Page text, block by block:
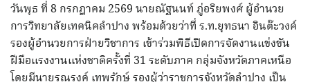
วันพุธ ที่ 8 กรกฎาคม 2569 นายณัฐนนท์ ภู่อริยพงศ์ ผู้อำนวย
การวิทยาลัยเทคนิคลำปาง พร้อมด้วยว่าที่ ร.ท.ยุทธนา อินต๊ะวงค์
รองผู้อำนวยการฝ่ายวิชาการ เข้าร่วมพิธีเปิดการจัดงานแข่งขัน
ฝีมือแรงงานแห่งชาติครั้งที่ 31 ระดับภาค กลุ่มจังหวัดภาคเหนือ
โดยมีนายรณรงค์ เทพรักษ์ รองผู้ว่าราชการจังหวัดลำปาง เป็น